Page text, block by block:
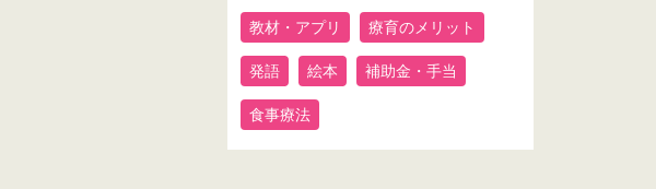
教材・アプリ 療育のメリット
発語 絵本 補助金・手当
食事療法